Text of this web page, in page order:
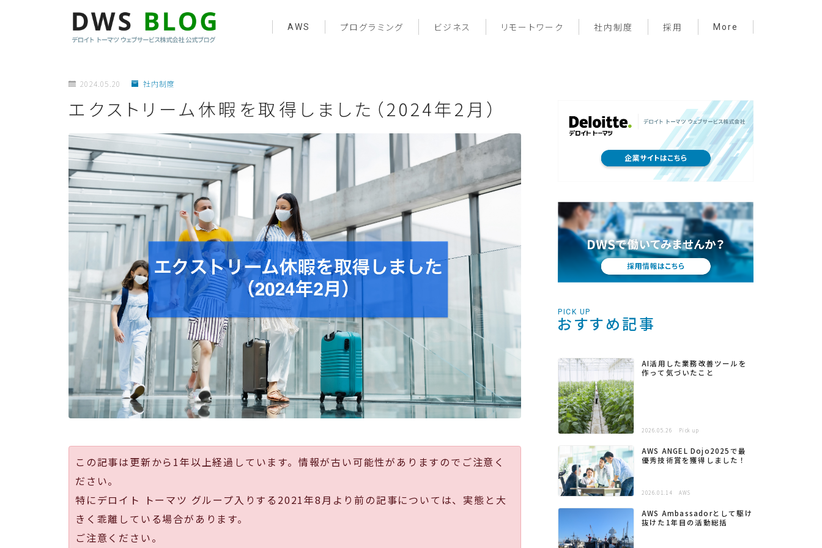
AWS プログラミング ビジネス リモートワーク 社内制度 採用 More
サーバーレス
プライベート
メンバー紹介
2024.05.20 社内制度
エクストリーム休暇を取得しました（2024年2月）
この記事は更新から1年以上経過しています。情報が古い可能性がありますのでご注意く
ださい。
特にデロイト トーマツ グループ入りする2021年8月より前の記事については、実態と大
きく乖離している場合があります。
ご注意ください。
PICK UP
おすすめ記事
AI活用した業務改善ツールを
作って気づいたこと
2026.05.26 Pick up
AWS ANGEL Dojo2025で最
優秀技術賞を獲得しました！
2026.01.14 AWS
AWS Ambassadorとして駆け
抜けた1年目の活動総括